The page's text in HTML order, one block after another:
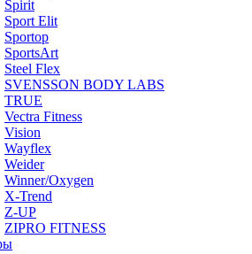
Spirit
Sport Elit
Sportop
SportsArt
Steel Flex
SVENSSON BODY LABS
TRUE
Vectra Fitness
Vision
Wayflex
Weider
Winner/Oxygen
X-Trend
Z-UP
ZIPRO FITNESS